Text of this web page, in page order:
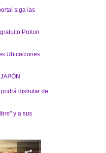
siga las
Proton
Ubicaciones
podrá disfrutar de
y a sus